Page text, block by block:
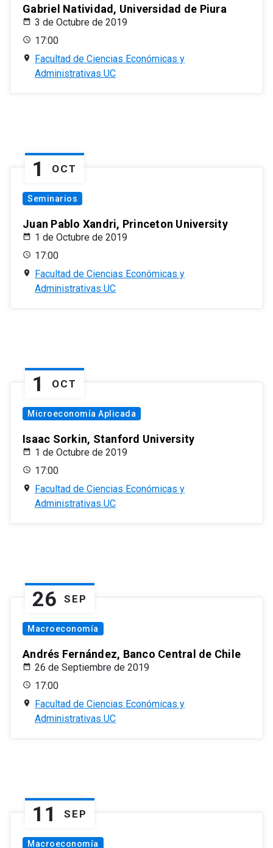
Gabriel Natividad, Universidad de Piura
3 de Octubre de 2019
17:00
Facultad de Ciencias Económicas y
Administrativas UC
1 OCT
Seminarios
Juan Pablo Xandri, Princeton University
1 de Octubre de 2019
17:00
Facultad de Ciencias Económicas y
Administrativas UC
1 OCT
Microeconomía Aplicada
Isaac Sorkin, Stanford University
1 de Octubre de 2019
17:00
Facultad de Ciencias Económicas y
Administrativas UC
26 SEP
Macroeconomía
Andrés Fernández, Banco Central de Chile
26 de Septiembre de 2019
17:00
Facultad de Ciencias Económicas y
Administrativas UC
11 SEP
Macroeconomía